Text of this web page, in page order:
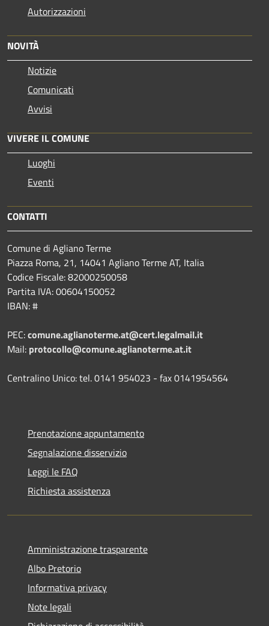
Autorizzazioni
NOVITÀ
Notizie
Comunicati
Avvisi
VIVERE IL COMUNE
Luoghi
Eventi
CONTATTI
Comune di Agliano Terme
Piazza Roma, 21, 14041 Agliano Terme AT, Italia
Codice Fiscale: 82000250058
Partita IVA: 00604150052
IBAN: #
PEC:comune.aglianoterme.at@cert.legalmail.it
Mail: protocollo@comune.aglianoterme.at.it
Centralino Unico: tel. 0141 954023 - fax 0141954564
Prenotazione appuntamento
Segnalazione disservizio
Leggi le FAQ
Richiesta assistenza
Amministrazione trasparente
Albo Pretorio
Informativa privacy
Note legali